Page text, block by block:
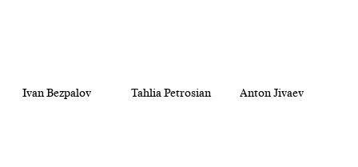
Ivan Bezpalov Tahlia Petrosian Anton Jivaev